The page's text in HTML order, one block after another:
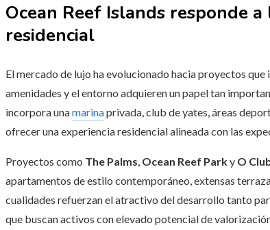
Ocean Reef Islands responde
residencial
El mercado de lujo ha evolucionado hacia proyectos
amenidades y el entorno adquieren un papel tan
incorpora unamarinaprivada, club de yates, áreas
ofrecer una experiencia residencial alineada con las
Proyectos como The Palms, Ocean Reef Parky O
apartamentos de estilo contemporáneo, extensas
cualidades refuerzan el atractivo del desarrollo tanto
que buscan activos con elevado potencial de